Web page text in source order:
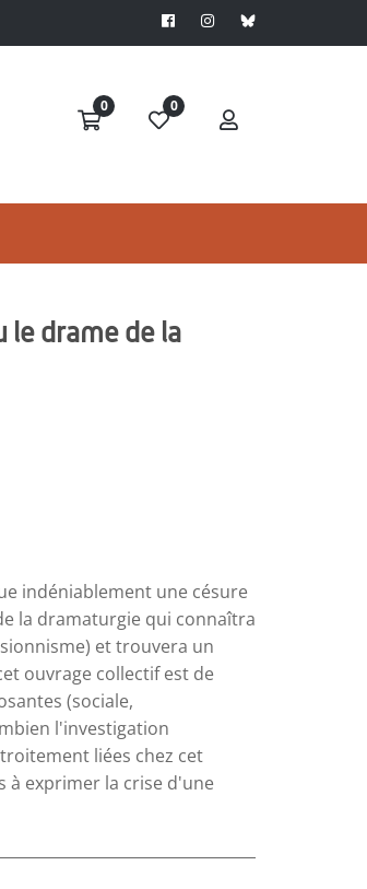
0 0
le drame de la
indéniablement une césure
la dramaturgie qui connaîtra
et trouvera un
ouvrage collectif est de
(sociale,
l'investigation
liées chez cet
exprimer la crise d'une